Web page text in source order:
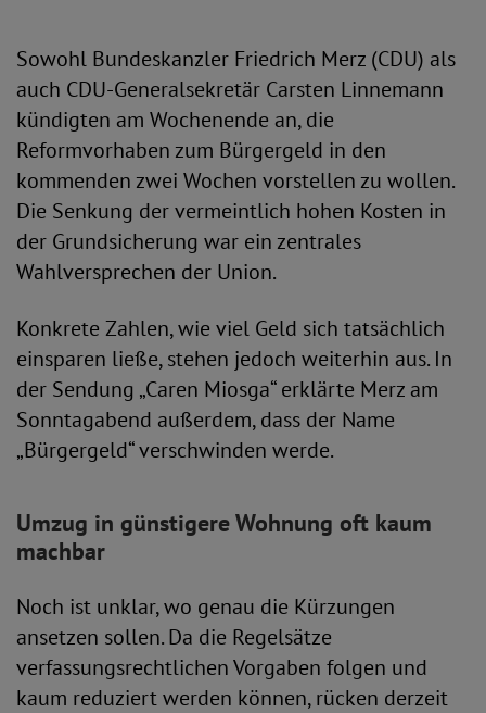
Sowohl Bundeskanzler Friedrich Merz (CDU) als
auch CDU-Generalsekretär Carsten Linnemann
kündigten am Wochenende an, die
Reformvorhaben zum Bürgergeld in den
kommenden zwei Wochen vorstellen zu wollen.
Die Senkung der vermeintlich hohen Kosten in
der Grundsicherung war ein zentrales
Wahlversprechen der Union.
Konkrete Zahlen, wie viel Geld sich tatsächlich
einsparen ließe, stehen jedoch weiterhin aus. In
der Sendung „Caren Miosga“ erklärte Merz am
Sonntagabend außerdem, dass der Name
„Bürgergeld“ verschwinden werde.
Umzug in günstigere Wohnung oft kaum
machbar
Noch ist unklar, wo genau die Kürzungen
ansetzen sollen. Da die Regelsätze
verfassungsrechtlichen Vorgaben folgen und
kaum reduziert werden können, rücken derzeit